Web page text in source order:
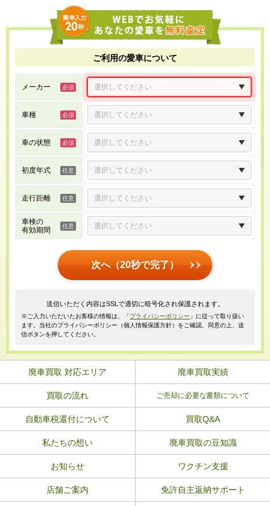
ご利用の愛車について
メーカー
車種
車の状態
初度年式
走行距離
車検の
有効期間
次へ（20秒で完了）
送信いただく内容はSSLで適切に暗号化され保護されます。
※ご入力いただいたお客様の情報は、「 プライバシーポリシー 」に従って取り扱い
ます。当社のプライバシーポリシー（個人情報保護方針）をご確認、同意の上、送
信ボタンを押してください。
廃車買取 対応エリア 廃車買取実績
買取の流れ ご売却に必要な書類について
自動車税還付について 買取Q&A
私たちの想い 廃車買取の豆知識
お知らせ ワクチン支援
店舗ご案内 免許自主返納サポート